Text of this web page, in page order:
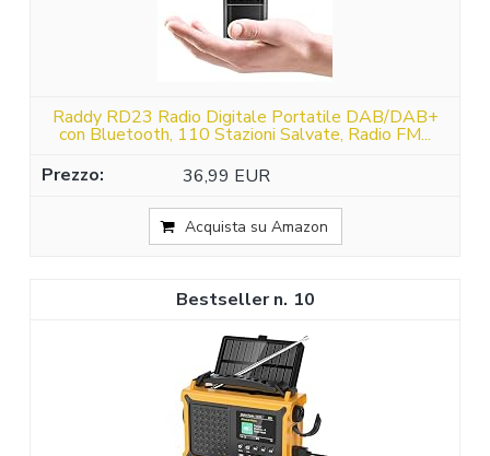
Raddy RD23 Radio Digitale Portatile DAB/DAB+
con Bluetooth, 110 Stazioni Salvate, Radio FM...
36,99 EUR
Acquista su Amazon
10